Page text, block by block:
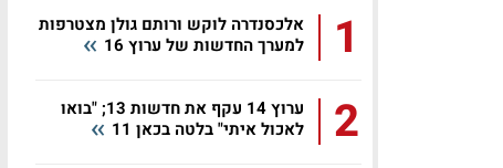
1
אלכסנדרה לוקש ורותם גולן מצטרפות
למערך החדשות של ערוץ 16
2
ערוץ 14 עקף את חדשות 13; "בואו
לאכול איתי" בלטה בכאן 11